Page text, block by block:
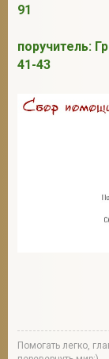
91
поручитель:
41-43
Помогать легко,